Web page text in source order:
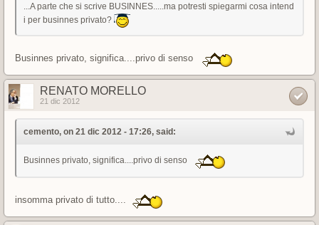
...A parte che si scrive BUSINNES.....ma potresti spiegarmi cosa intend
i per businnes privato?
Businnes privato, significa....privo di senso
RENATO MORELLO
21 dic 2012
cemento, on 21 dic 2012 - 17:26, said:
Businnes privato, significa....privo di senso
insomma privato di tutto....